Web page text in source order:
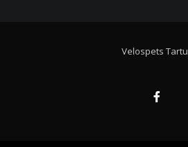
Velospets Tartu